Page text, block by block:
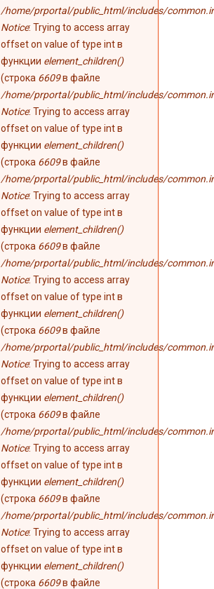
/home/prportal/public_html/includes/
Notice: Trying to access array
offset on value of type int в
функции element_children()
(строка 6609в файле
/home/prportal/public_html/includes/
Notice: Trying to access array
offset on value of type int в
функции element_children()
(строка 6609в файле
/home/prportal/public_html/includes/
Notice: Trying to access array
offset on value of type int в
функции element_children()
(строка 6609в файле
/home/prportal/public_html/includes/
Notice: Trying to access array
offset on value of type int в
функции element_children()
(строка 6609в файле
/home/prportal/public_html/includes/
Notice: Trying to access array
offset on value of type int в
функции element_children()
(строка 6609в файле
/home/prportal/public_html/includes/
Notice: Trying to access array
offset on value of type int в
функции element_children()
(строка 6609в файле
/home/prportal/public_html/includes/
Notice: Trying to access array
offset on value of type int в
функции element_children()
(строка 6609в файле